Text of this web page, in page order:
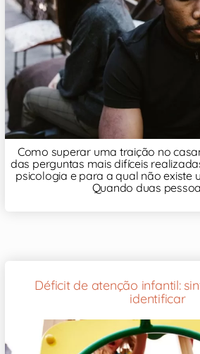
Como superar uma traição no
das perguntas mais difíceis
psicologia e para a qual não existe
Quando duas
Déficit de atenção infantil:
identificar